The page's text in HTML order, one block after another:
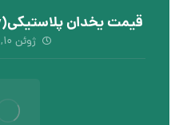
قیمت یخدان پلاستیکی(New) در بازار + جدول
ژوئن ۱۰, ۲۰۲۶